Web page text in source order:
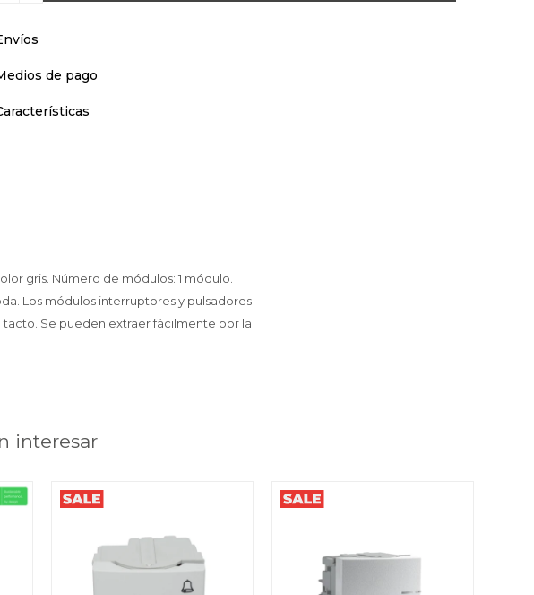
de pago
gris. Número de módulos: 1 módulo.
Los módulos interruptores y pulsadores
Se pueden extraer fácilmente por la
interesar